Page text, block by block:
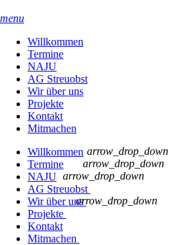
menu
Willkommen
Termine
NAJU
AG Streuobst
Wir über uns
Projekte
Kontakt
Mitmachen
Willkommen
Termine
NAJU
AG Streuobst
arrow_drop_down
Wir über uns
arrow_drop_down
Projekte
arrow_drop_down
Kontakt
Mitmachen
arrow_drop_down